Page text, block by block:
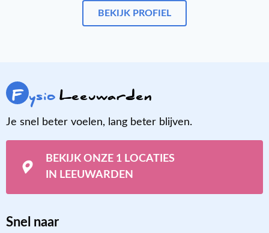
BEKIJK PROFIEL
F ysioLeeuwarden
Je snel beter voelen, lang beter blijven.
BEKIJK ONZE 1 LOCATIES
IN LEEUWARDEN
Snel naar